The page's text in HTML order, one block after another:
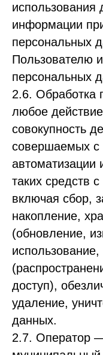
использования
информации
персональных
Пользователю
персональных
2.6. Обработка
любое
совокупность
совершаемых с
автоматизации
таких средств
включая сбор,
накопление,
(обновление,
доступ),
удаление,
данных.
2.7. Оператор —